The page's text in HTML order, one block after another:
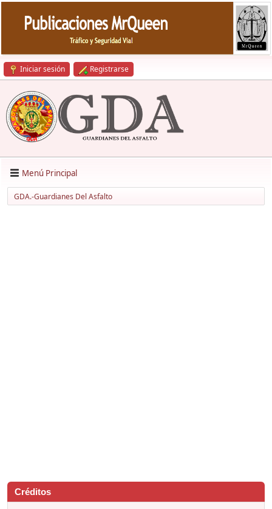
Iniciar sesión Registrarse
Menú Principal
GDA.-Guardianes Del Asfalto
Créditos